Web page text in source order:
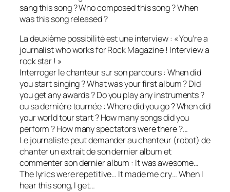
sang this song ? Who composed this song ? When
was this song released ?
La deuxième possibilité est une interview : «You’re a
journalist who works for Rock Magazine ! Interview a
rock star ! »
Interroger le chanteur sur son parcours : When did
you start singing ? What was your first album ? Did
you get any awards ? Do you play any instruments ?
ou sa dernière tournée : Where did you go ? When did
your world tour start ? How many songs did you
perform ? How many spectators were there ?…
Le journaliste peut demander au chanteur (robot) de
chanter un extrait de son dernier album et
commenter son dernier album : It was awesome…
The lyrics were repetitive… It made me cry… When I
hear this song, I get…